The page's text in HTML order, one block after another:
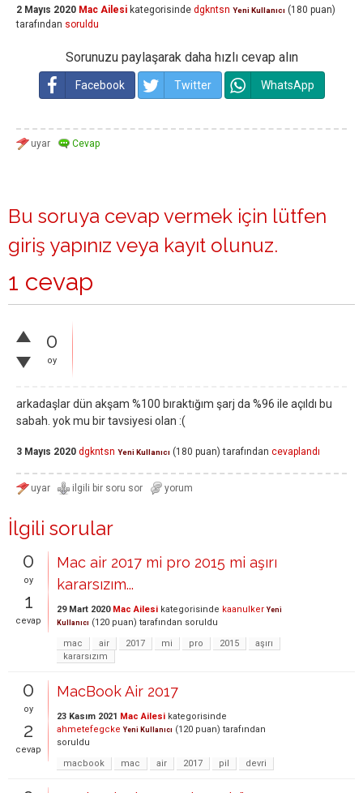
2 Mayıs 2020 Mac Ailesi kategorisinde dgkntsn Yeni Kullanıcı (180 puan)
tarafından soruldu
Sorunuzu paylaşarak daha hızlı cevap alın
Facebook Twitter WhatsApp
Bu soruya cevap vermek için lütfen
giriş yapınız veya kayıt olunuz.
1 cevap
0
oy
arkadaşlar dün akşam %100 bıraktığım şarj da %96 ile açıldı bu
sabah. yok mu bir tavsiyesi olan :(
3 Mayıs 2020 dgkntsn Yeni Kullanıcı (180 puan) tarafından cevaplandı
İlgili sorular
0
oy
1
cevap
Mac air 2017 mi pro 2015 mi aşırı
kararsızım...
29 Mart 2020 Mac Ailesi kategorisinde kaanulker Yeni
Kullanıcı (120 puan) tarafından soruldu
mac
air 2017 mi pro 2015
aşırı
kararsızım
0
oy
2
cevap
MacBook Air 2017
23 Kasım 2021 Mac Ailesi kategorisinde
ahmetefegcke Yeni Kullanıcı (120 puan) tarafından
soruldu
macbook
mac air 2017 pil devri